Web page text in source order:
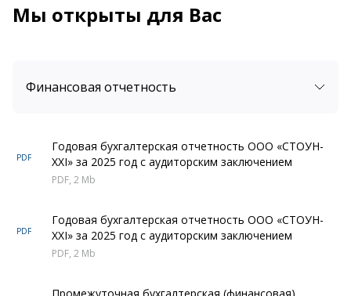
Мы открыты для Вас
Финансовая отчетность
PDF
Годовая бухгалтерская отчетность ООО «СТОУН-
XXI» за 2025 год с аудиторским заключением
PDF, 2 Mb
PDF
Годовая бухгалтерская отчетность ООО «СТОУН-
XXI» за 2025 год с аудиторским заключением
PDF, 2 Mb